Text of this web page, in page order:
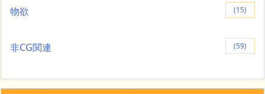
物欲 (15)
非CG関連 (59)